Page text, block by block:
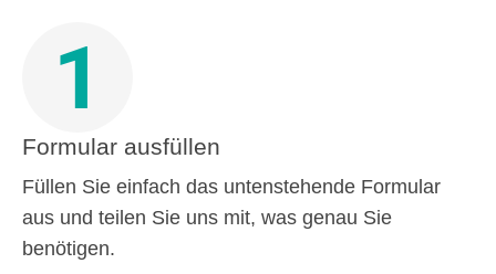
1
Formular ausfüllen
Füllen Sie einfach das untenstehende Formular
aus und teilen Sie uns mit, was genau Sie
benötigen.